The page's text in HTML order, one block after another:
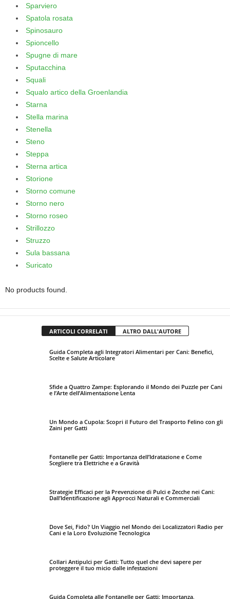
Sparviero
Spatola rosata
Spinosauro
Spioncello
Spugne di mare
Sputacchina
Squali
Squalo artico della Groenlandia
Starna
Stella marina
Stenella
Steno
Steppa
Sterna artica
Storione
Storno comune
Storno nero
Storno roseo
Strillozzo
Struzzo
Sula bassana
Suricato
No products found.
ARTICOLI CORRELATI ALTRO DALL'AUTORE
Guida Completa agli Integratori Alimentari per Cani: Benefici,
Scelte e Salute Articolare
Sfide a Quattro Zampe: Esplorando il Mondo dei Puzzle per Cani
e l’Arte dell’Alimentazione Lenta
Un Mondo a Cupola: Scopri il Futuro del Trasporto Felino con gli
Zaini per Gatti
Fontanelle per Gatti: Importanza dell’Idratazione e Come
Scegliere tra Elettriche e a Gravità
Strategie Efficaci per la Prevenzione di Pulci e Zecche nei Cani:
Dall’Identificazione agli Approcci Naturali e Commerciali
Dove Sei, Fido? Un Viaggio nel Mondo dei Localizzatori Radio per
Cani e la Loro Evoluzione Tecnologica
Collari Antipulci per Gatti: Tutto quel che devi sapere per
proteggere il tuo micio dalle infestazioni
Guida Completa alle Fontanelle per Gatti: Importanza,